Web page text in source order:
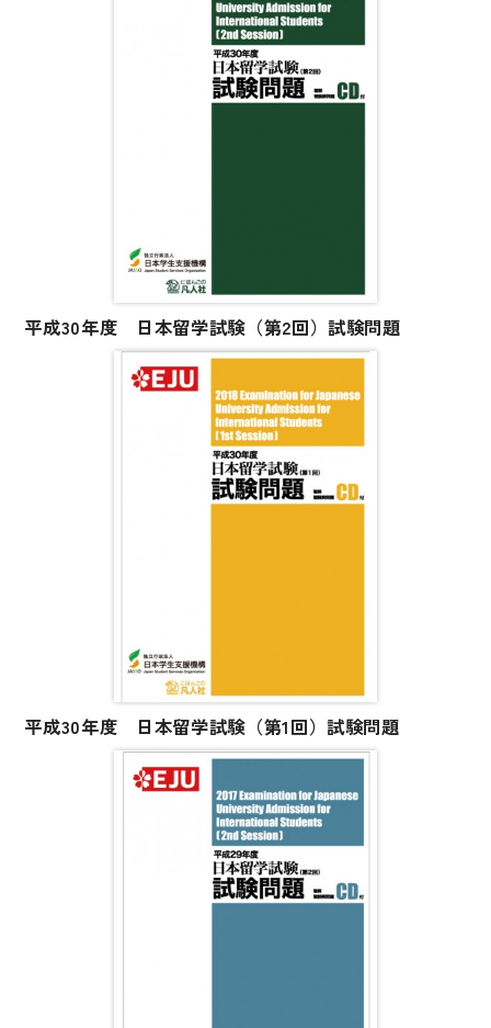
平成30年度 日本留学試験（第2回）試験問題
平成30年度 日本留学試験（第1回）試験問題